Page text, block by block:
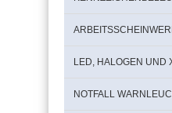
LED, HALOGEN UND
NOTFALL